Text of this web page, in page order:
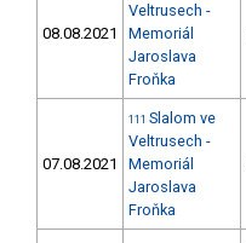
08.08.2021
Veltrusech -
Memoriál
Jaroslava
Froňka
07.08.2021
111 Slalom ve
Veltrusech -
Memoriál
Jaroslava
Froňka